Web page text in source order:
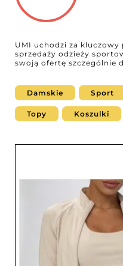
UMI uchodzi za
sprzedaży odzieży
swoją ofertę szczególnie
oferuje zróżnicowaną
odpowiadającą na
selekcja obejmuje
praktyczne klasyki, co
dystrybutorów
profesjonaliści uzyskują
dostawcy UMI oraz do
kontaktowych, co
spersonalizowane
UMI może pomóc Ci
zmieniającym się
Damskie Sport
Topy Koszulki